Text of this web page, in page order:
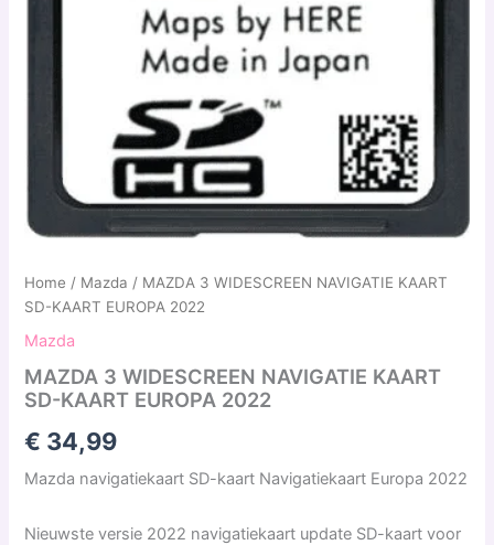
Home / Mazda / MAZDA 3 WIDESCREEN NAVIGATIE KAART
SD-KAART EUROPA 2022
Mazda
MAZDA 3 WIDESCREEN NAVIGATIE KAART
SD-KAART EUROPA 2022
€ 34,99
Mazda navigatiekaart SD-kaart Navigatiekaart Europa 2022
Nieuwste versie 2022 navigatiekaart update SD-kaart voor